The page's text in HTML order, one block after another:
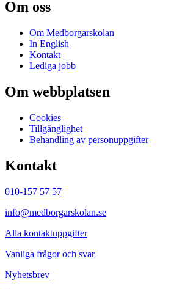
Om oss
Om Medborgarskolan
In English
Kontakt
Lediga jobb
Om webbplatsen
Cookies
Tillgänglighet
Behandling av personuppgifter
Kontakt
010-157 57 57
info@medborgarskolan.se
Alla kontaktuppgifter
Vanliga frågor och svar
Nyhetsbrev